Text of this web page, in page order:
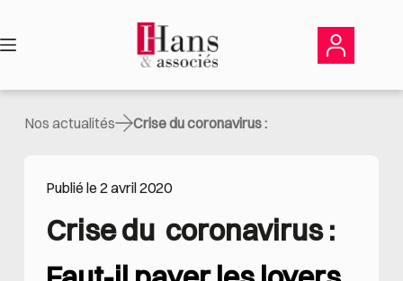
contenu
Nos actualités Crise du coronavirus :
Publié le 2 avril 2020
Crise du  coronavirus :